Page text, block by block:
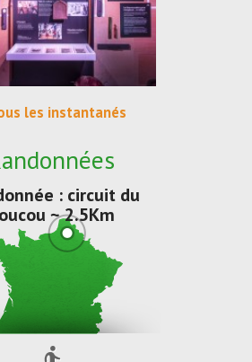
les instantanés
: circuit du
~ 2.5Km